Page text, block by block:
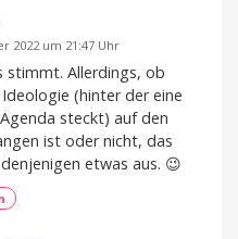
2022 um 21:47 Uhr
stimmt. Allerdings, ob
(hinter der eine
steckt) auf den
ist oder nicht, das
etwas aus. 😉